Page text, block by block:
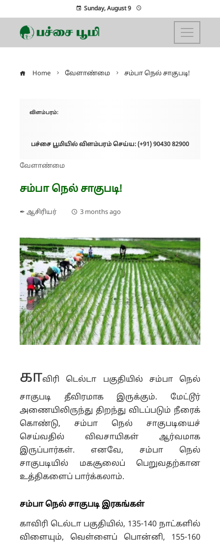
Sunday, August 9
Home வேளாண்மை சம்பா நெல் சாகுபடி!
விளம்பரம்:
பச்சை பூமியில் விளம்பரம் செய்ய: (+91) 90430 82900
வேளாண்மை
சம்பா நெல் சாகுபடி!
✒ ஆசிரியர் 3 months ago
காவிரி டெல்டா பகுதியில் சம்பா நெல்
சாகுபடி தீவிரமாக இருக்கும். மேட்டூர்
அணையிலிருந்து திறந்து விடப்படும் நீரைக்
கொண்டு, சம்பா நெல் சாகுபடியைச்
செய்வதில் விவசாயிகள் ஆர்வமாக
இருப்பார்கள். எனவே, சம்பா நெல்
சாகுபடியில் மகசூலைப் பெறுவதற்கான
உத்திகளைப் பார்க்கலாம்.
சம்பா நெல் சாகுபடி இரகங்கள்
காவிரி டெல்டா பகுதியில், 135-140 நாட்களில்
விளையும், வெள்ளைப் பொன்னி, 155-160